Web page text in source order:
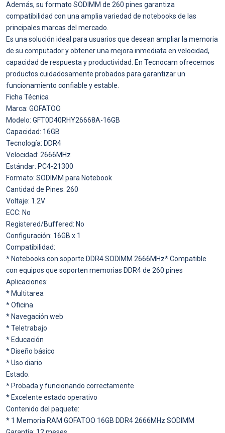
Además, su formato SODIMM de 260 pines garantiza
compatibilidad con una amplia variedad de notebooks de las
principales marcas del mercado.
Es una solución ideal para usuarios que desean ampliar la memoria
de su computador y obtener una mejora inmediata en velocidad,
capacidad de respuesta y productividad. En Tecnocam ofrecemos
productos cuidadosamente probados para garantizar un
funcionamiento confiable y estable.
Ficha Técnica
Marca: GOFATOO
Modelo: GFT0D40RHY26668A-16GB
Capacidad: 16GB
Tecnología: DDR4
Velocidad: 2666MHz
Estándar: PC4-21300
Formato: SODIMM para Notebook
Cantidad de Pines: 260
Voltaje: 1.2V
ECC: No
Registered/Buffered: No
Configuración: 16GB x 1
Compatibilidad:
* Notebooks con soporte DDR4 SODIMM 2666MHz* Compatible
con equipos que soporten memorias DDR4 de 260 pines
Aplicaciones:
* Multitarea
* Oficina
* Navegación web
* Teletrabajo
* Educación
* Diseño básico
* Uso diario
Estado:
* Probada y funcionando correctamente
* Excelente estado operativo
Contenido del paquete:
* 1 Memoria RAM GOFATOO 16GB DDR4 2666MHz SODIMM